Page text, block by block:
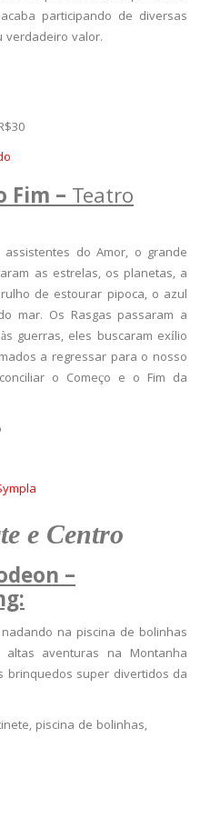
participando de diversas
verdadeiro valor.
Fim –Teatro
do Amor, o grande
as estrelas, os planetas, a
de estourar pipoca, o azul
mar. Os Rasgas passaram a
guerras, eles buscaram exílio
a regressar para o nosso
o Começo e o Fim da
e Centro
–
na piscina de bolinhas
aventuras na Montanha
brinquedos super divertidos da
piscina de bolinhas,